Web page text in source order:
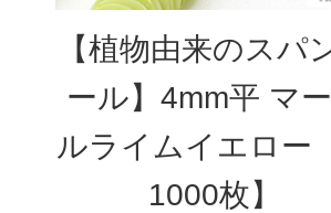
【植物由来のスパ
ール】4mm平 マ
ルライムイエロー
1000枚】